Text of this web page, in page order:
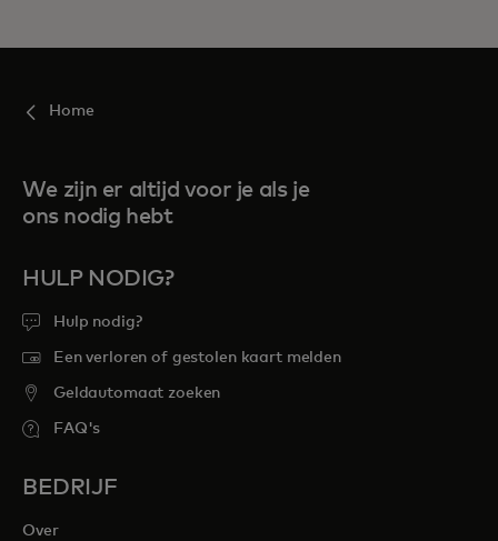
Home
We zijn er altijd voor je als je
ons nodig hebt
HULP NODIG?
Hulp nodig?
Een verloren of gestolen kaart melden
Geldautomaat zoeken
FAQ's
BEDRIJF
Over